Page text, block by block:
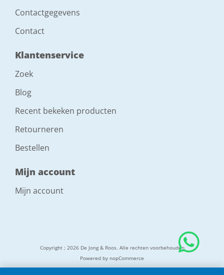
Contactgegevens
Contact
Klantenservice
Zoek
Blog
Recent bekeken producten
Retourneren
Bestellen
Mijn account
Mijn account
Copyright ; 2026 De Jong & Roos. Alle rechten voorbehouden
Powered by nopCommerce